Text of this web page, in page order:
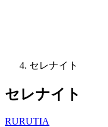
セレナイト
セレナイト
RURUTIA